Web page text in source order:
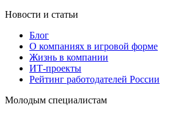
Новости и статьи
Блог
О компаниях в игровой форме
Жизнь в компании
ИТ-проекты
Рейтинг работодателей России
Молодым специалистам